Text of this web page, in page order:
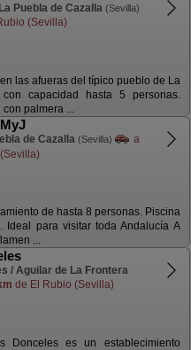
La Puebla de Cazalla (Sevilla)
(Sevilla)
las afueras del típico pueblo de La
capacidad hasta 5 personas.
palmera ...
de Cazalla (Sevilla)
a
de hasta 8 personas. Piscina
Ideal para visitar toda Andalucía A
...
/ Aguilar de La Frontera
de El Rubio (Sevilla)
Donceles es un establecimiento